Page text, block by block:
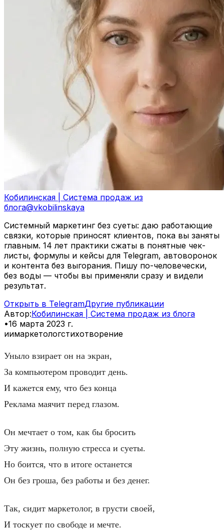
Кобилинская | Система продаж из
блога@vkobilinskaya
Системный маркетинг без суеты: даю работающие
связки, которые приносят клиентов, пока вы заняты
главным. 14 лет практики сжаты в понятные чек-
листы, формулы и кейсы для Telegram, автоворонок
и контента без выгорания. Пишу по-человечески,
без воды — чтобы вы применяли сразу и видели
результат.
Открыть в TelegramДругие публикации
Автор:Кобилинская | Система продаж из блога
•16 марта 2023 г.
иимаркетологстихотворение
Уныло взирает он на экран,
За компьютером проводит день.
И кажется ему, что без конца
Реклама маячит перед глазом.
Он мечтает о том, как бы бросить
Эту жизнь, полную стресса и суеты.
Но боится, что в итоге останется
Он без гроша, без работы и без денег.
Так, сидит маркетолог, в грусти своей,
И тоскует по свободе и мечте.